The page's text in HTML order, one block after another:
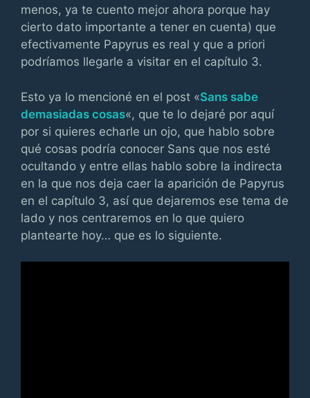
menos, ya te cuento mejor ahora porque hay
cierto dato importante a tener en cuenta) que
efectivamente Papyrus es real y que a priori
podríamos llegarle a visitar en el capítulo 3.
Esto ya lo mencioné en el post «Sans sabe
demasiadas cosas«, que te lo dejaré por aquí
por si quieres echarle un ojo, que hablo sobre
qué cosas podría conocer Sans que nos esté
ocultando y entre ellas hablo sobre la indirecta
en la que nos deja caer la aparición de Papyrus
en el capítulo 3, así que dejaremos ese tema de
lado y nos centraremos en lo que quiero
plantearte hoy… que es lo siguiente.